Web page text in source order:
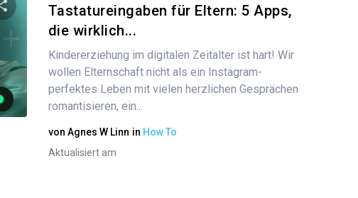
Diesen Artikel teilen
Twitter Facebook Link kopieren
Tastatureingaben für Eltern: 5 Apps,
die wirklich...
Kindererziehung im digitalen Zeitalter ist hart! Wir
wollen Elternschaft nicht als ein Instagram-
perfektes Leben mit vielen herzlichen Gesprächen
romantisieren, ein...
von Agnes W Linn in How To
Aktualisiert am